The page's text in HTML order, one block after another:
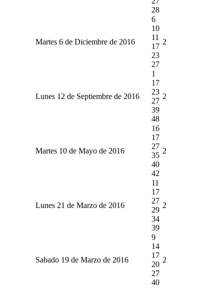
28
Martes 6 de Diciembre de 2016
6
10
11
17
23
27
2
Lunes 12 de Septiembre de 2016
1
17
23
27
39
48
2
Martes 10 de Mayo de 2016
16
17
27
35
40
42
2
Lunes 21 de Marzo de 2016
11
17
27
29
34
39
2
Sabado 19 de Marzo de 2016
9
14
17
20
27
40
2